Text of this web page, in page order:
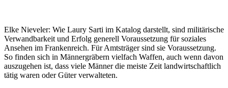
Elke Nieveler: Wie Laury Sarti im Katalog darstellt, sind militärische
Verwandbarkeit und Erfolg generell Voraussetzung für soziales
Ansehen im Frankenreich. Für Amtsträger sind sie Voraussetzung.
So finden sich in Männergräbern vielfach Waffen, auch wenn davon
auszugehen ist, dass viele Männer die meiste Zeit landwirtschaftlich
tätig waren oder Güter verwalteten.